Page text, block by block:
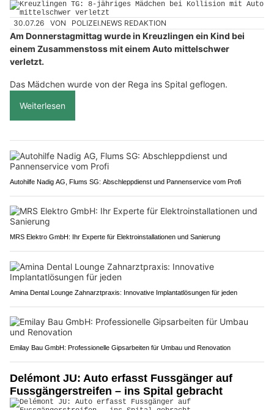
30.07.26 VON POLIZEI.NEWS REDAKTION
Am Donnerstagmittag wurde in Kreuzlingen ein Kind bei
einem Zusammenstoss mit einem Auto mittelschwer
verletzt.
Das Mädchen wurde von der Rega ins Spital geflogen.
Weiterlesen
Autohilfe Nadig AG, Flums SG: Abschleppdienst und Pannenservice vom Profi
MRS Elektro GmbH: Ihr Experte für Elektroinstallationen und Sanierung
Amina Dental Lounge Zahnarztpraxis: Innovative Implantatlösungen für jeden
Emilay Bau GmbH: Professionelle Gipsarbeiten für Umbau und Renovation
Delémont JU: Auto erfasst Fussgänger auf
Fussgängerstreifen – ins Spital gebracht